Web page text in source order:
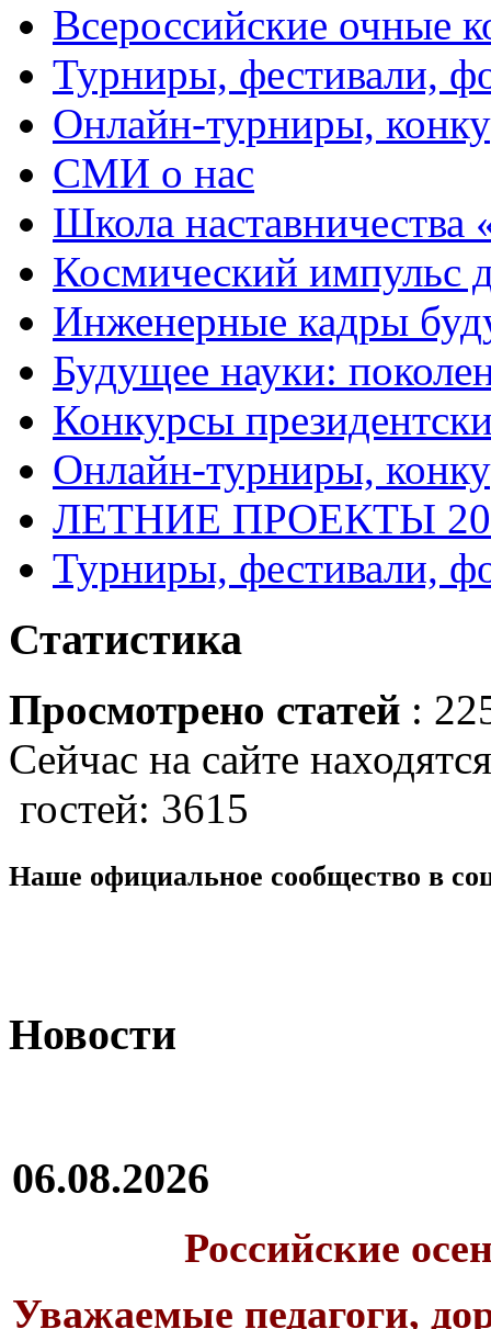
Всероссийские очные
Турниры, фестивали,
Онлайн-турниры,
СМИ о нас
Школа
Космический импульс
Инженерные кадры
Будущее науки:
Конкурсы
Онлайн-турниры,
ЛЕТНИЕ ПРОЕКТЫ
Турниры, фестивали,
Статистика
Просмотрено статей :
Сейчас на сайте
гостей: 3615
Наше официальное сообщество в
Новости
06.08.2026
Российские
Уважаемые педагоги,